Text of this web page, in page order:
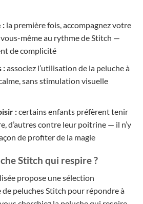
:la première fois, accompagnez votre
même au rythme de Stitch —
de complicité
:associez l’utilisation de la peluche à
sans stimulation visuelle
:certains enfants préfèrent tenir
d’autres contre leur poitrine — il n’y
de profiter de la magie
Stitch qui respire ?
propose une sélection
peluches Stitch pour répondre à